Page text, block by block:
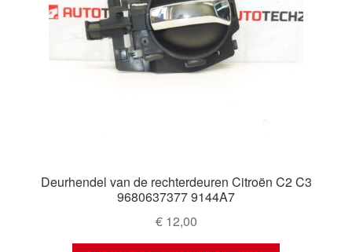
Deurhendel van de rechterdeuren Citroën C2 C3
9680637377 9144A7
€12,00